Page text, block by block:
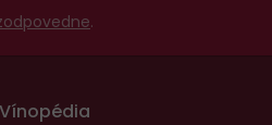
.
Vínopédia